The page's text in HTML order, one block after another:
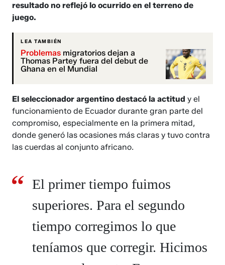
resultado no reflejó lo ocurrido en el terreno de
juego.
LEA TAMBIÉN
Problemas migratorios dejan a
Thomas Partey fuera del debut de
Ghana en el Mundial
El seleccionador argentino destacó la actitud y el
funcionamiento de Ecuador durante gran parte del
compromiso, especialmente en la primera mitad,
donde generó las ocasiones más claras y tuvo contra
las cuerdas al conjunto africano.
El primer tiempo fuimos
superiores. Para el segundo
tiempo corregimos lo que
teníamos que corregir. Hicimos